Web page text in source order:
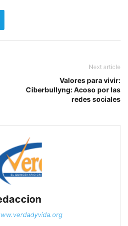
Next article
Valores para vivir:
Ciberbullyng: Acoso por las
redes sociales